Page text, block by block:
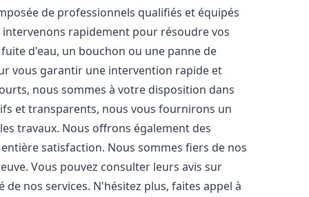
de professionnels qualifiés et équipés
rapidement pour résoudre vos
d'eau, un bouchon ou une panne de
vous garantir une intervention rapide et
nous sommes à votre disposition dans
et transparents, nous vous fournirons un
travaux. Nous offrons également des
satisfaction. Nous sommes fiers de nos
Vous pouvez consulter leurs avis sur
nos services. N'hésitez plus, faites appel à